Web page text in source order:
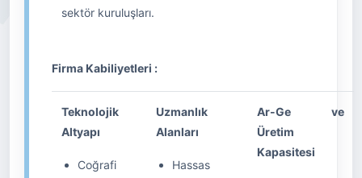
sektör kuruluşları.
Firma Kabiliyetleri :
Teknolojik
Altyapı
Coğrafi
Uzmanlık
Alanları
Hassas
Ar-Ge ve
Üretim
Kapasitesi